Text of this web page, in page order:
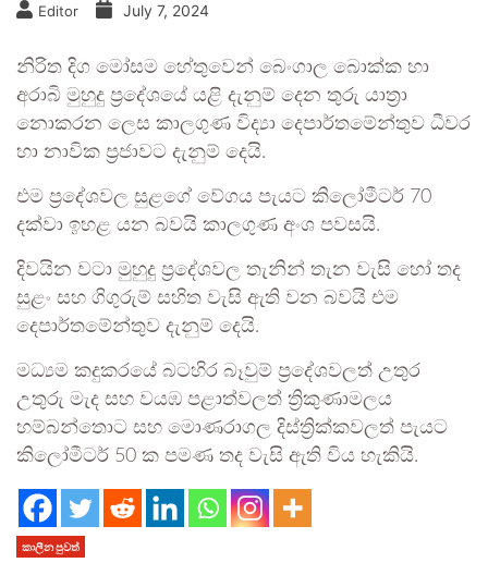
Editor July 7, 2024
නිරිත දිග මෝසම හේතුවෙන් බෙංගාල බොක්ක හා
අරාබි මුහුදු ප්‍රදේශයේ යළි දැනුම් දෙන තුරු යාත්‍රා
නොකරන ලෙස කාලගුණ විද්‍යා දෙපාර්තමේන්තුව ධීවර
හා නාවික ප්‍රජාවට දැනුම් දෙයි.
එම ප්‍රදේශවල සුළගේ වේගය පැයට කිලෝමීටර් 70
දක්වා ඉහළ යන බවයි කාලගුණ අංශ පවසයි.
දිවයින වටා මුහුදු ප්‍රදේශවල තැනින් තැන වැසි හෝ තද
සුළං සහ ගිගුරුම් සහිත වැසි ඇති වන බවයි එම
දෙපාර්තමේන්තුව දැනුම් දෙයි.
මධ්‍යම කදුකරයේ බටහිර බෑවුම් ප්‍රදේශවලත් උතුර
උතුරු මැද සහ වයඹ පළාත්වලත් ත්‍රිකුණාමලය
හම්බන්තොට සහ මොණරාගල දිස්ත්‍රික්කවලත් පැයට
කිලෝමීටර් 50 ක පමණ තද වැසි ඇති විය හැකියි.
කාලීන පුවත්